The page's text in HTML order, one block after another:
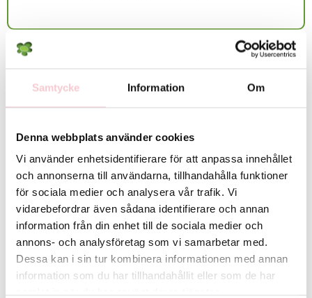
Samtycke Information Om
Denna webbplats använder cookies
Vi använder enhetsidentifierare för att anpassa innehållet
och annonserna till användarna, tillhandahålla funktioner
för sociala medier och analysera vår trafik. Vi
vidarebefordrar även sådana identifierare och annan
information från din enhet till de sociala medier och
annons- och analysföretag som vi samarbetar med.
Dessa kan i sin tur kombinera informationen med annan
information som du har tillhandahållit eller som de har
Lokala avvikelser gällande utbud/sortiment:
Det exakta antalet blommor i buketten samt deras färgton kan variera
blomsorter bytas ut mot likvärdiga alternativ men floristen säkerställer
alltid att bukettens färg, form och värde bevaras. Skulle detta inte vara
möjligt så kontaktas du innan leverans.
För fullständiga villkor, se:https://www.flowerhouse.se/info/villkor/
Rekommenderade tillbehör till denna produkt